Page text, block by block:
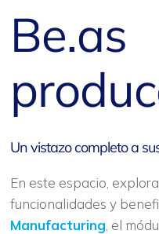
Be.as
Un vistazo completo a
En este espacio,
funcionalidades y
Manufacturing , el